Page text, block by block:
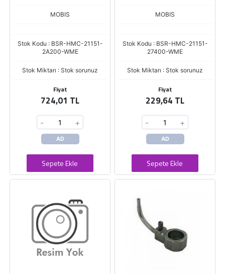
MOBIS
Stok Kodu : BSR-HMC-21151-
2A200-WME
Stok Miktarı : Stok sorunuz
Fiyat
724,01 TL
- +
AD
Sepete Ekle
MOBIS
Stok Kodu : BSR-HMC-21151-
27400-WME
Stok Miktarı : Stok sorunuz
Fiyat
229,64 TL
- +
AD
Sepete Ekle